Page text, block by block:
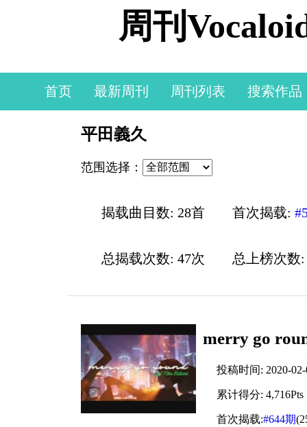
周刊
首页 最新周刊 周刊列表 搜索作品
平田義久
范围选择：
揭载曲目数: 28首 首次揭载:
总揭载次数: 47次 总上榜次数
merry go
投稿时间: 2020-02-
累计得分: 4,716Pts
首次揭载:#644期